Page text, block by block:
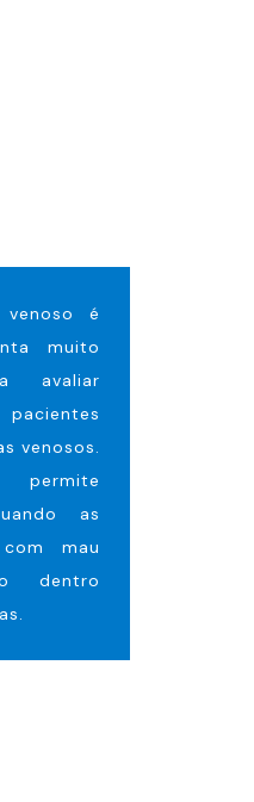
é
muito
avaliar
pacientes
venosos.
as
mau
dentro